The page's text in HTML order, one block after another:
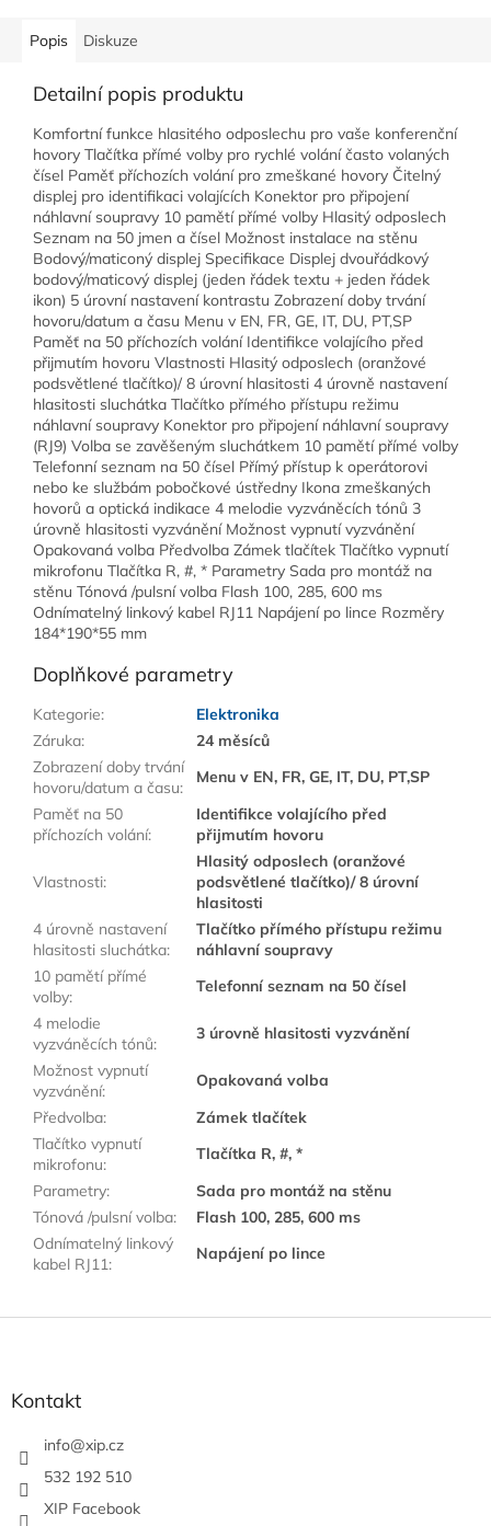
Popis Diskuze
Detailní popis produktu
Komfortní funkce hlasitého odposlechu pro vaše konferenční
hovory Tlačítka přímé volby pro rychlé volání často volaných
čísel Paměť příchozích volání pro zmeškané hovory Čitelný
displej pro identifikaci volajících Konektor pro připojení
náhlavní soupravy 10 pamětí přímé volby Hlasitý odposlech
Seznam na 50 jmen a čísel Možnost instalace na stěnu
Bodový/maticoný displej Specifikace Displej dvouřádkový
bodový/maticový displej (jeden řádek textu + jeden řádek
ikon) 5 úrovní nastavení kontrastu Zobrazení doby trvání
hovoru/datum a času Menu v EN, FR, GE, IT, DU, PT,SP
Paměť na 50 příchozích volání Identifikce volajícího před
přijmutím hovoru Vlastnosti Hlasitý odposlech (oranžové
podsvětlené tlačítko)/ 8 úrovní hlasitosti 4 úrovně nastavení
hlasitosti sluchátka Tlačítko přímého přístupu režimu
náhlavní soupravy Konektor pro připojení náhlavní soupravy
(RJ9) Volba se zavěšeným sluchátkem 10 pamětí přímé volby
Telefonní seznam na 50 čísel Přímý přístup k operátorovi
nebo ke službám pobočkové ústředny Ikona zmeškaných
hovorů a optická indikace 4 melodie vyzváněcích tónů 3
úrovně hlasitosti vyzvánění Možnost vypnutí vyzvánění
Opakovaná volba Předvolba Zámek tlačítek Tlačítko vypnutí
mikrofonu Tlačítka R, #, * Parametry Sada pro montáž na
stěnu Tónová /pulsní volba Flash 100, 285, 600 ms
Odnímatelný linkový kabel RJ11 Napájení po lince Rozměry
184*190*55 mm
Doplňkové parametry
Kategorie:
Elektronika
Záruka:
24 měsíců
Zobrazení doby trvání
hovoru/datum a času:
Menu v EN, FR, GE, IT, DU, PT,SP
Paměť na 50
příchozích volání:
Identifikce volajícího před
přijmutím hovoru
Vlastnosti:
Hlasitý odposlech (oranžové
podsvětlené tlačítko)/ 8 úrovní
hlasitosti
4 úrovně nastavení
hlasitosti sluchátka:
Tlačítko přímého přístupu režimu
náhlavní soupravy
10 pamětí přímé
volby:
Telefonní seznam na 50 čísel
4 melodie
vyzváněcích tónů:
3 úrovně hlasitosti vyzvánění
Možnost vypnutí
vyzvánění:
Opakovaná volba
Předvolba:
Zámek tlačítek
Tlačítko vypnutí
mikrofonu:
Tlačítka R, #, *
Parametry:
Sada pro montáž na stěnu
Tónová /pulsní volba:
Flash 100, 285, 600 ms
Odnímatelný linkový
kabel RJ11:
Napájení po lince
Kontakt
info@xip.cz
532 192 510
XIP Facebook